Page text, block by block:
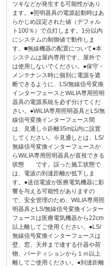
ツキなどが発生する可能性があり
ます。●照明器具の電源起動時はあ
らかじめ設定された値（デフォル
ト100％）で点灯します。1分以内
にシステムの制御値で動作しま
す。■無線機器の配置について●本
システムは屋内専用です。屋外で
は使用しないでください。●保守・
メンテナンス時に個別に電源を遮
断できるように、LS/無線信号変換
インターフェースとWiLIA専用照明
器具の電源系統を必ず分けてくだ
さい。●WiLIA専用照明器具とLS/無
線信号変換インターフェース間
は、見通し※距離35m以内に設置
してください。※見通しとは、LS/
無線信号変換インターフェースか
らWiLIA専用照明器具が直視できる
状態 です。誤った施工状態で
は、電波の到達距離が低下しま
す。●送信電波が医療電気機器に影
響を与える可能性がありますの
で、安全管理のため、WiLIA専用照
明器具とLS/無線信号変換インター
フェースは医療電気機器から22cm
以上離してご使用ください。●LS/
無線信号変換インターフェースは
壁、窓、天井まで達する什器や荷
物、パーティションから１ｍ以上
離してご使用ください。●到達距離